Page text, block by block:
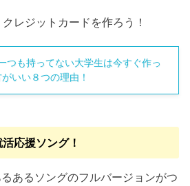
レジットカードを作ろう！
つも持ってない大学生は今すぐ作っ
いい８つの理由！
活応援ソング！
あるソングのフルバージョンがつ